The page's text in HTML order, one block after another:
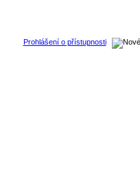
Prohlášení o přístupnosti